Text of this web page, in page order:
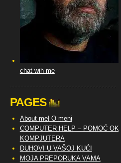
chat wih me
PAGES
About me| O meni
COMPUTER HELP – POMOĆ OKO
KOMPJUTERA
DUHOVI U VAŠOJ KUĆI
MOJA PREPORUKA VAMA